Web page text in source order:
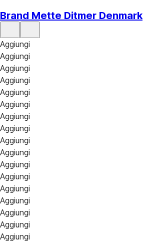
Brand Mette Ditmer Denmark
Aggiungi
Aggiungi
Aggiungi
Aggiungi
Aggiungi
Aggiungi
Aggiungi
Aggiungi
Aggiungi
Aggiungi
Aggiungi
Aggiungi
Aggiungi
Aggiungi
Aggiungi
Aggiungi
Aggiungi